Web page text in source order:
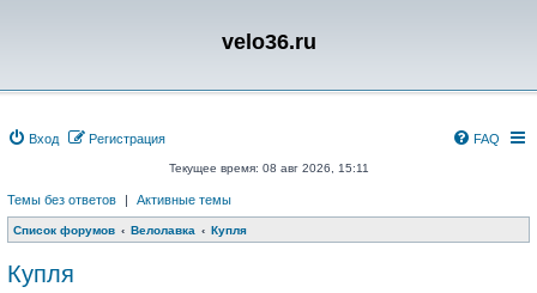
velo36.ru
Вход Регистрация FAQ
Текущее время: 08 авг 2026, 15:11
Темы без ответов | Активные темы
Список форумов Велолавка Купля
Купля